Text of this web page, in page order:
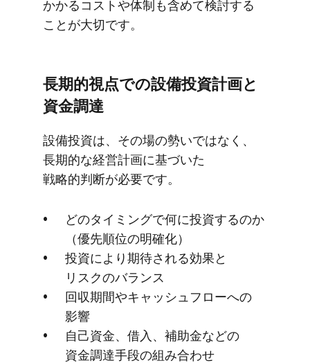
かかる​コストや​体制も​含めて​検討する​
ことが​大切です。
長期的視点での​設備投資計画と​
資金調達
設備投資は、​その​場の​勢いではなく、​
長期的な​経営計画に​基づいた​
戦略的判断が​必要です。
どの​タイミングで​何に​投資するのか​
（優先順位の​明確化）
投資に​より​期待される​効果と​
リスクの​バランス
回収期間や​キャッシュフローへの​
影響
自己資金、​借入、​補助金などの​
資金調達手段の​組み合わせ